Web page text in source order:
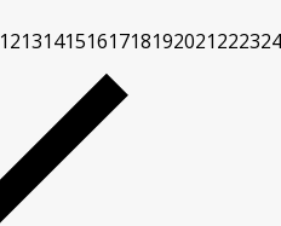
12131415161718192021222324